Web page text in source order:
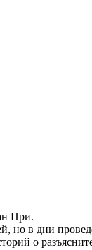
При.
но в дни
о